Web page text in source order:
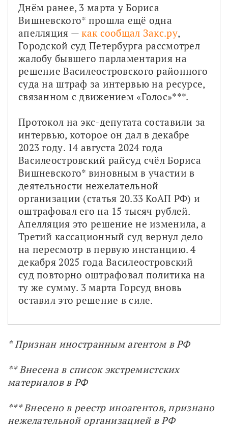
Днём ранее, 3 марта у Бориса
Вишневского* прошла ещё одна
апелляция — как сообщал Закс.ру,
Городской суд Петербурга рассмотрел
жалобу бывшего парламентария на
решение Василеостровского районного
суда на штраф за интервью на ресурсе,
связанном с движением «Голос»***.
Протокол на экс-депутата составили за
интервью, которое он дал в декабре
2023 году. 14 августа 2024 года
Василеостровский райсуд счёл Бориса
Вишневского* виновным в участии в
деятельности нежелательной
организации (статья 20.33 КоАП РФ) и
оштрафовал его на 15 тысяч рублей.
Апелляция это решение не изменила, а
Третий кассационный суд вернул дело
на пересмотр в первую инстанцию. 4
декабря 2025 года Василеостровский
суд повторно оштрафовал политика на
ту же сумму. 3 марта Горсуд вновь
оставил это решение в силе.
* Признан иностранным агентом в РФ
** Внесена в список экстремистских
материалов в РФ
*** Внесено в реестр иноагентов, признано
нежелательной организацией в РФ